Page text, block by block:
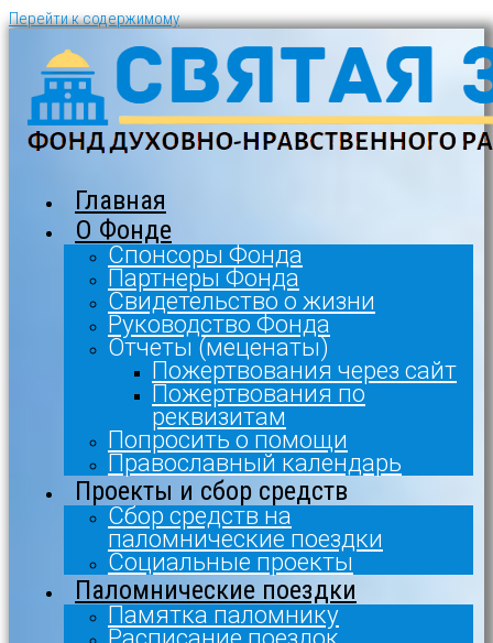
Перейти к содержимому
Главная
О Фонде
Спонсоры Фонда
Партнеры Фонда
Свидетельство о жизни
Руководство Фонда
Отчеты (меценаты)
Пожертвования через сайт
Пожертвования по
реквизитам
Попросить о помощи
Православный календарь
Проекты и сбор средств
Сбор средств на
паломнические поездки
Социальные проекты
Паломнические поездки
Памятка паломнику